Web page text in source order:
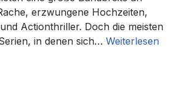
erzwungene Hochzeiten,
Actionthriller. Doch die meisten
in denen sich… Weiterlesen